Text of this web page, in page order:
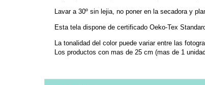
Lavar a 30º sin lejia, no poner en la secadora y
Esta tela dispone de certificado Oeko-Tex
La tonalidad del color puede variar entre las
Los productos con mas de 25 cm (mas de 1